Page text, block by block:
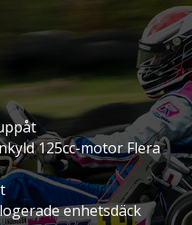
125cc-motor Flera
enhetsdäck